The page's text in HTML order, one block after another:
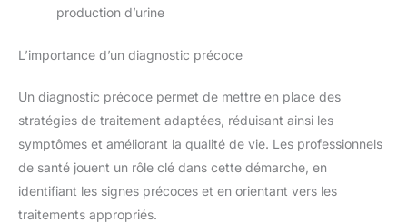
production d’urine
L’importance d’un diagnostic précoce
Un diagnostic précoce permet de mettre en place des
stratégies de traitement adaptées, réduisant ainsi les
symptômes et améliorant la qualité de vie. Les professionnels
de santé jouent un rôle clé dans cette démarche, en
identifiant les signes précoces et en orientant vers les
traitements appropriés.